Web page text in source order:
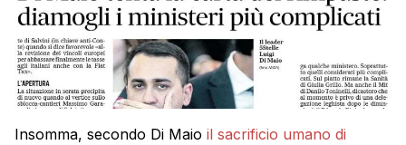
Insomma, secondo Di Maio il sacrificio umano di